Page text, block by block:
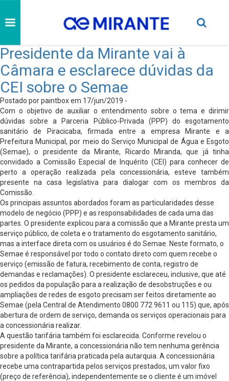
Presidente da Mirante vai à
Câmara e esclarece dúvidas da
CEI sobre o Semae
Postado por paintbox em 17/jun/2019 -
Com o objetivo de auxiliar o entendimento sobre o tema e dirimir
dúvidas sobre a Parceria Público-Privada (PPP) do esgotamento
sanitário de Piracicaba, firmada entre a empresa Mirante e a
Prefeitura Municipal, por meio do Serviço Municipal de Água e Esgoto
(Semae), o presidente da Mirante, Ricardo Miranda, que já tinha
convidado a Comissão Especial de Inquérito (CEI) para conhecer de
perto a operação realizada pela concessionária, esteve também
presente na casa legislativa para dialogar com os membros da
Comissão.
Os principais assuntos abordados foram as particularidades desse
modelo de negócio (PPP) e as responsabilidades de cada uma das
partes. O presidente explicou para a comissão que a Mirante presta um
serviço público, de coleta e o tratamento do esgotamento sanitário,
mas a interface direta com os usuários é do Semae. Neste formato, o
Semae é responsável por todo o contato direto com quem recebe o
serviço (emissão de fatura, recebimento de conta, registro de
demandas e reclamações). O presidente esclareceu, inclusive, que até
os pedidos da população para a realização de desobstruções e ou
ampliações de redes de esgoto precisam ser feitos diretamente ao
Semae (pela Central de Atendimento 0800 772 9611 ou 115) que, após
abertura de ordem de serviço, demanda os serviços operacionais para
a concessionária realizar.
A questão tarifária também foi esclarecida. Conforme revelou o
presidente da Mirante, a concessionária não tem nenhuma gerência
sobre a política tarifária praticada pela autarquia. A concessionária
recebe uma contrapartida pelos serviços prestados, um valor fixo
(preço de referência), independentemente se o cliente é um imóvel